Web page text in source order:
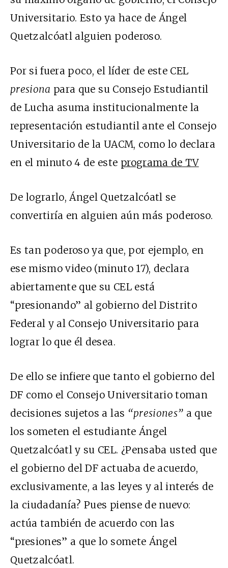
Universitario. Esto ya hace de Ángel
Quetzalcóatl alguien poderoso.
Por si fuera poco, el líder de este CEL
presiona para que su Consejo Estudiantil
de Lucha asuma institucionalmente la
representación estudiantil ante el Consejo
Universitario de la UACM, como lo declara
en el minuto 4 de este programa de TV
De lograrlo, Ángel Quetzalcóatl se
convertiría en alguien aún más poderoso.
Es tan poderoso ya que, por ejemplo, en
ese mismo video (minuto 17), declara
abiertamente que su CEL está
“presionando” al gobierno del Distrito
Federal y al Consejo Universitario para
lograr lo que él desea.
De ello se infiere que tanto el gobierno del
DF como el Consejo Universitario toman
decisiones sujetos a las “presiones” a que
los someten el estudiante Ángel
Quetzalcóatl y su CEL. ¿Pensaba usted que
el gobierno del DF actuaba de acuerdo,
exclusivamente, a las leyes y al interés de
la ciudadanía? Pues piense de nuevo:
actúa también de acuerdo con las
“presiones” a que lo somete Ángel
Quetzalcóatl.